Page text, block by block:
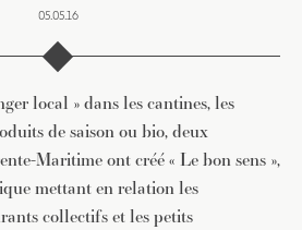
05.05.16
local » dans les cantines, les
de saison ou bio, deux
Maritime ont créé « Le bon sens »,
mettant en relation les
collectifs et les petits